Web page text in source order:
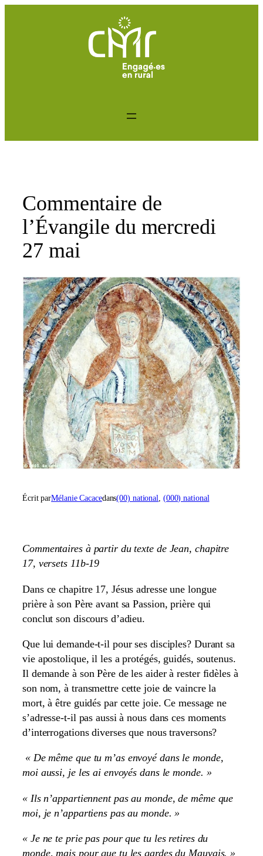
Commentaire de
l’Évangile du mercredi
27 mai
Écrit parMélanie Cacacedans(00) national, (000) national
Commentaires à partir du texte de Jean, chapitre
17, versets 11b-19
Dans ce chapitre 17, Jésus adresse une longue
prière à son Père avant sa Passion, prière qui
conclut son discours d’adieu.
Que lui demande-t-il pour ses disciples? Durant sa
vie apostolique, il les a protégés, guidés, soutenus.
Il demande à son Père de les aider à rester fidèles à
son nom, à transmettre cette joie de vaincre la
mort, à être guidés par cette joie. Ce message ne
s’adresse-t-il pas aussi à nous dans ces moments
d’interrogations diverses que nous traversons?
« De même que tu m’as envoyé dans le monde,
moi aussi, je les ai envoyés dans le monde. »
« Ils n’appartiennent pas au monde, de même que
moi, je n’appartiens pas au monde. »
« Je ne te prie pas pour que tu les retires du
monde, mais pour que tu les gardes du Mauvais. »